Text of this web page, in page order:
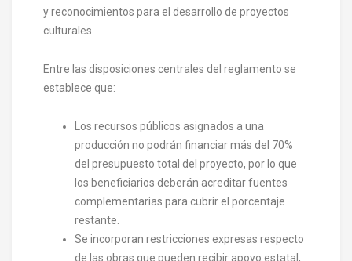
y reconocimientos para el desarrollo de proyectos
culturales.
Entre las disposiciones centrales del reglamento se
establece que:
Los recursos públicos asignados a una
producción no podrán financiar más del 70%
del presupuesto total del proyecto, por lo que
los beneficiarios deberán acreditar fuentes
complementarias para cubrir el porcentaje
restante.
Se incorporan restricciones expresas respecto
de las obras que pueden recibir apoyo estatal,